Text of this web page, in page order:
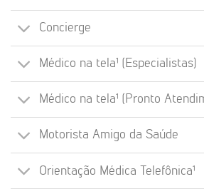
Concierge
Médico na tela¹ (Especialistas)
Médico na tela¹ (Pronto
Motorista Amigo da Saúde
Orientação Médica Telefônica¹